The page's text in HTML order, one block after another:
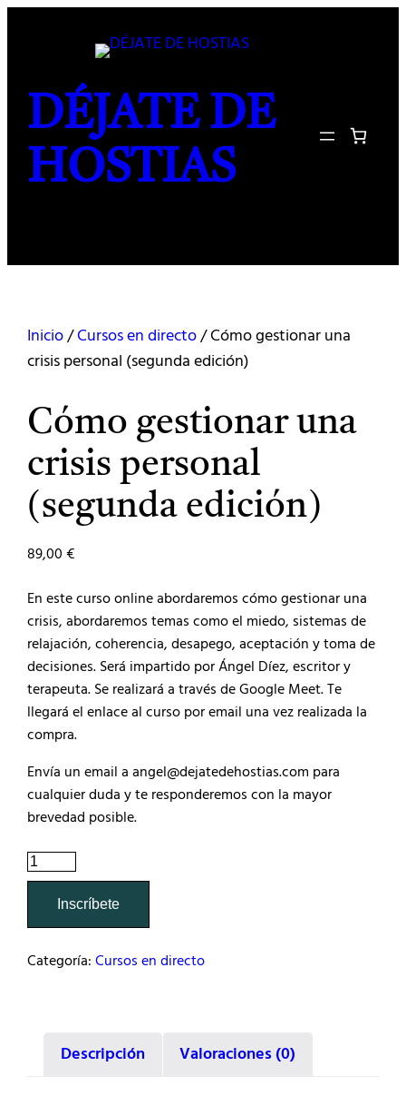
DÉJATE DE
HOSTIAS
Inicio/Cursos en directo/ Cómo gestionar una
crisis personal (segunda edición)
Cómo gestionar una
crisis personal
(segunda edición)
89,00€
En este curso online abordaremos cómo gestionar una
crisis, abordaremos temas como el miedo, sistemas de
relajación, coherencia, desapego, aceptación y toma de
decisiones. Será impartido por Ángel Díez, escritor y
terapeuta. Se realizará a través de Google Meet. Te
llegará el enlace al curso por email una vez realizada la
compra.
Envía un email a angel@dejatedehostias.com para
cualquier duda y te responderemos con la mayor
brevedad posible.
Cómo
gestionar
crisis
personal
(segunda
Inscríbete
Categoría:Cursos en directo
Descripción Valoraciones (0)